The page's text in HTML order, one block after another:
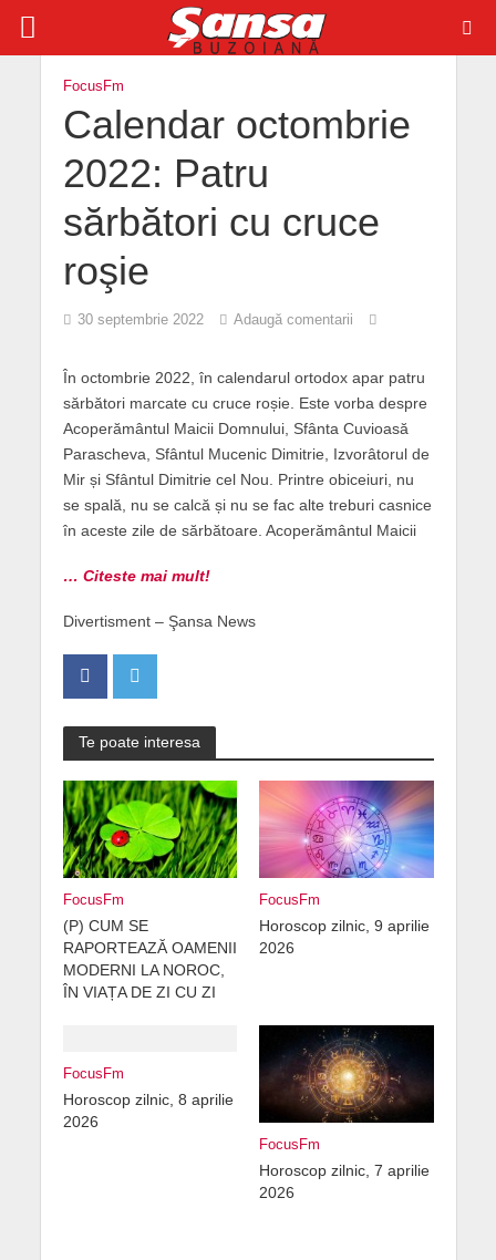
FocusFm
Calendar octombrie
2022: Patru
sărbători cu cruce
roşie
30 septembrie 2022 Adaugă comentarii
În octombrie 2022, în calendarul ortodox apar patru
sărbători marcate cu cruce roșie. Este vorba despre
Acoperământul Maicii Domnului, Sfânta Cuvioasă
Parascheva, Sfântul Mucenic Dimitrie, Izvorâtorul de
Mir și Sfântul Dimitrie cel Nou. Printre obiceiuri, nu
se spală, nu se calcă și nu se fac alte treburi casnice
în aceste zile de sărbătoare. Acoperământul Maicii
… Citeste mai mult!
Divertisment – Şansa News
Te poate interesa
FocusFm
(P) CUM SE
RAPORTEAZĂ OAMENII
MODERNI LA NOROC,
ÎN VIAȚA DE ZI CU ZI
FocusFm
Horoscop zilnic, 9 aprilie
2026
FocusFm
Horoscop zilnic, 8 aprilie
2026
FocusFm
Horoscop zilnic, 7 aprilie
2026